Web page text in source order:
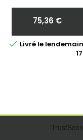
Prix
75,36 €
 Livré le